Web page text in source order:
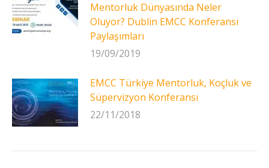
Mentorluk Dünyasında Neler
Oluyor? Dublin EMCC Konferansı
Paylaşımları
19/09/2019
EMCC Türkiye Mentorluk, Koçluk ve
Süpervizyon Konferansı
22/11/2018